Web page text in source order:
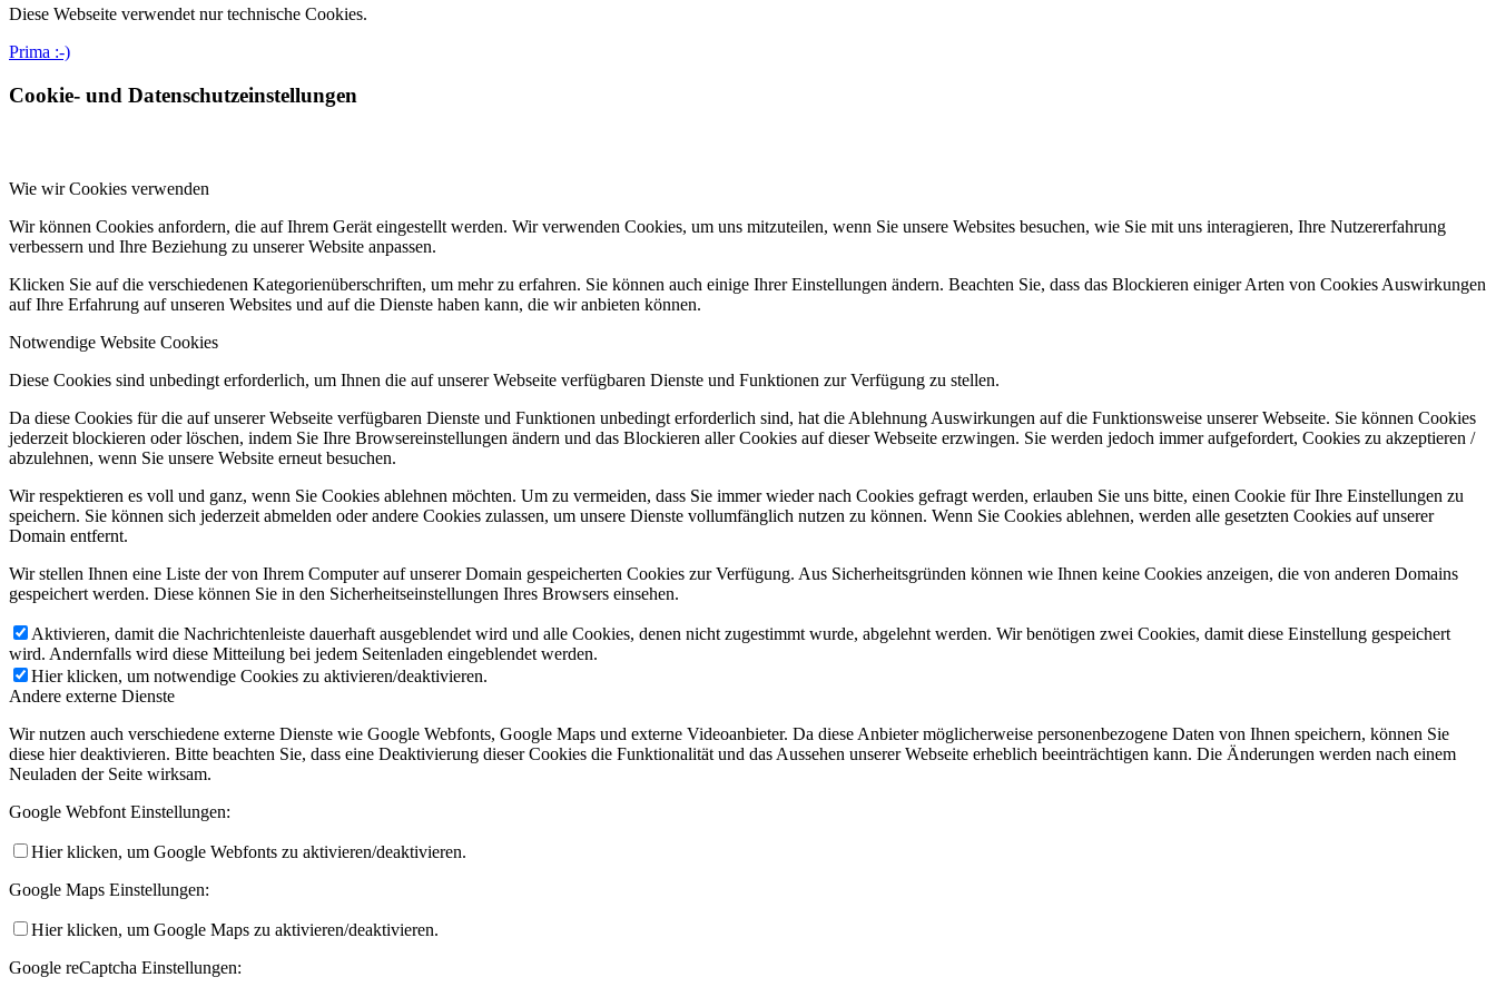
Diese Webseite verwendet nur technische Cookies.
Prima :-)
Cookie- und Datenschutzeinstellungen
Wie wir Cookies verwenden
Wir können Cookies anfordern, die auf Ihrem Gerät eingestellt werden. Wir verwenden Cookies, um uns mitzuteilen, wenn Sie unsere Websites besuchen, wie Sie mit uns interagieren, Ihre Nutzererfahrung
verbessern und Ihre Beziehung zu unserer Website anpassen.
Klicken Sie auf die verschiedenen Kategorienüberschriften, um mehr zu erfahren. Sie können auch einige Ihrer Einstellungen ändern. Beachten Sie, dass das Blockieren einiger Arten von Cookies Auswirkungen
auf Ihre Erfahrung auf unseren Websites und auf die Dienste haben kann, die wir anbieten können.
Notwendige Website Cookies
Diese Cookies sind unbedingt erforderlich, um Ihnen die auf unserer Webseite verfügbaren Dienste und Funktionen zur Verfügung zu stellen.
Da diese Cookies für die auf unserer Webseite verfügbaren Dienste und Funktionen unbedingt erforderlich sind, hat die Ablehnung Auswirkungen auf die Funktionsweise unserer Webseite. Sie können Cookies
jederzeit blockieren oder löschen, indem Sie Ihre Browsereinstellungen ändern und das Blockieren aller Cookies auf dieser Webseite erzwingen. Sie werden jedoch immer aufgefordert, Cookies zu akzeptieren /
abzulehnen, wenn Sie unsere Website erneut besuchen.
Wir respektieren es voll und ganz, wenn Sie Cookies ablehnen möchten. Um zu vermeiden, dass Sie immer wieder nach Cookies gefragt werden, erlauben Sie uns bitte, einen Cookie für Ihre Einstellungen zu
speichern. Sie können sich jederzeit abmelden oder andere Cookies zulassen, um unsere Dienste vollumfänglich nutzen zu können. Wenn Sie Cookies ablehnen, werden alle gesetzten Cookies auf unserer
Domain entfernt.
Wir stellen Ihnen eine Liste der von Ihrem Computer auf unserer Domain gespeicherten Cookies zur Verfügung. Aus Sicherheitsgründen können wie Ihnen keine Cookies anzeigen, die von anderen Domains
gespeichert werden. Diese können Sie in den Sicherheitseinstellungen Ihres Browsers einsehen.
Aktivieren, damit die Nachrichtenleiste dauerhaft ausgeblendet wird und alle Cookies, denen nicht zugestimmt wurde, abgelehnt werden. Wir benötigen zwei Cookies, damit diese Einstellung gespeichert
wird. Andernfalls wird diese Mitteilung bei jedem Seitenladen eingeblendet werden.
Hier klicken, um notwendige Cookies zu aktivieren/deaktivieren.
Andere externe Dienste
Wir nutzen auch verschiedene externe Dienste wie Google Webfonts, Google Maps und externe Videoanbieter. Da diese Anbieter möglicherweise personenbezogene Daten von Ihnen speichern, können Sie
diese hier deaktivieren. Bitte beachten Sie, dass eine Deaktivierung dieser Cookies die Funktionalität und das Aussehen unserer Webseite erheblich beeinträchtigen kann. Die Änderungen werden nach einem
Neuladen der Seite wirksam.
Google Webfont Einstellungen:
Hier klicken, um Google Webfonts zu aktivieren/deaktivieren.
Google Maps Einstellungen:
Hier klicken, um Google Maps zu aktivieren/deaktivieren.
Google reCaptcha Einstellungen: